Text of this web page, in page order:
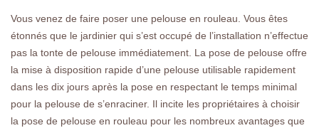
Vous venez de faire poser une pelouse en rouleau. Vous êtes
étonnés que le jardinier qui s’est occupé de l’installation n’effectue
pas la tonte de pelouse immédiatement. La pose de pelouse offre
la mise à disposition rapide d’une pelouse utilisable rapidement
dans les dix jours après la pose en respectant le temps minimal
pour la pelouse de s’enraciner. Il incite les propriétaires à choisir
la pose de pelouse en rouleau pour les nombreux avantages que